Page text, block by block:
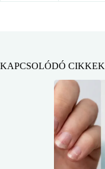
KAPCSOLÓDÓ CIKKEK